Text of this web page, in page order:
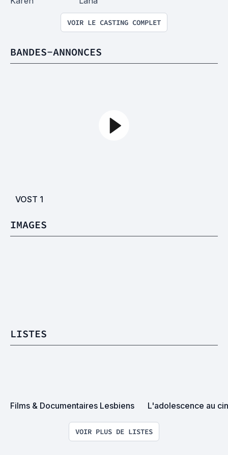
VOIR LE CASTING COMPLET
BANDES-ANNONCES
VOST 1
IMAGES
LISTES
Films & Documentaires Lesbiens L'adolescence au
VOIR PLUS DE LISTES